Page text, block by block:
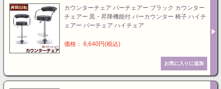
カウンターチェア バーチェアー ブラック カウンター
チェアー 黒・昇降機能付 バーカウンター 椅子 ハイチ
ェアー バーチェア ハイチェア
価格： 6,640円(税込)